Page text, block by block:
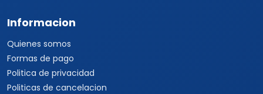
Informacion
Quienes somos
Formas de pago
Politica de privacidad
Politicas de cancelacion